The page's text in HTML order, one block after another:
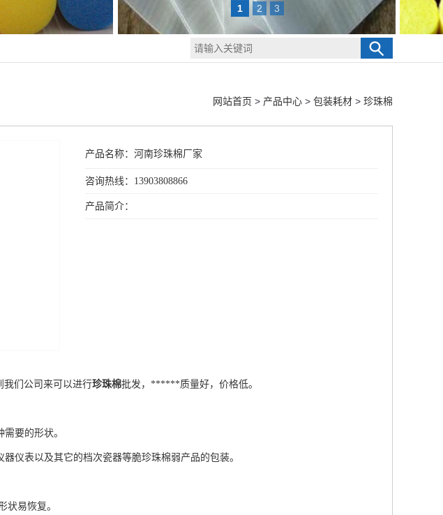
1 2 3
网站首页 > 产品中心 > 包装耗材 > 珍珠棉
产品名称： 河南珍珠棉厂家
咨询热线：13903808866
产品简介：
我们公司来可以进行珍珠棉批发，******质量好，价格低。
要的形状。
仪表以及其它的档次瓷器等脆珍珠棉弱产品的包装。
状易恢复。